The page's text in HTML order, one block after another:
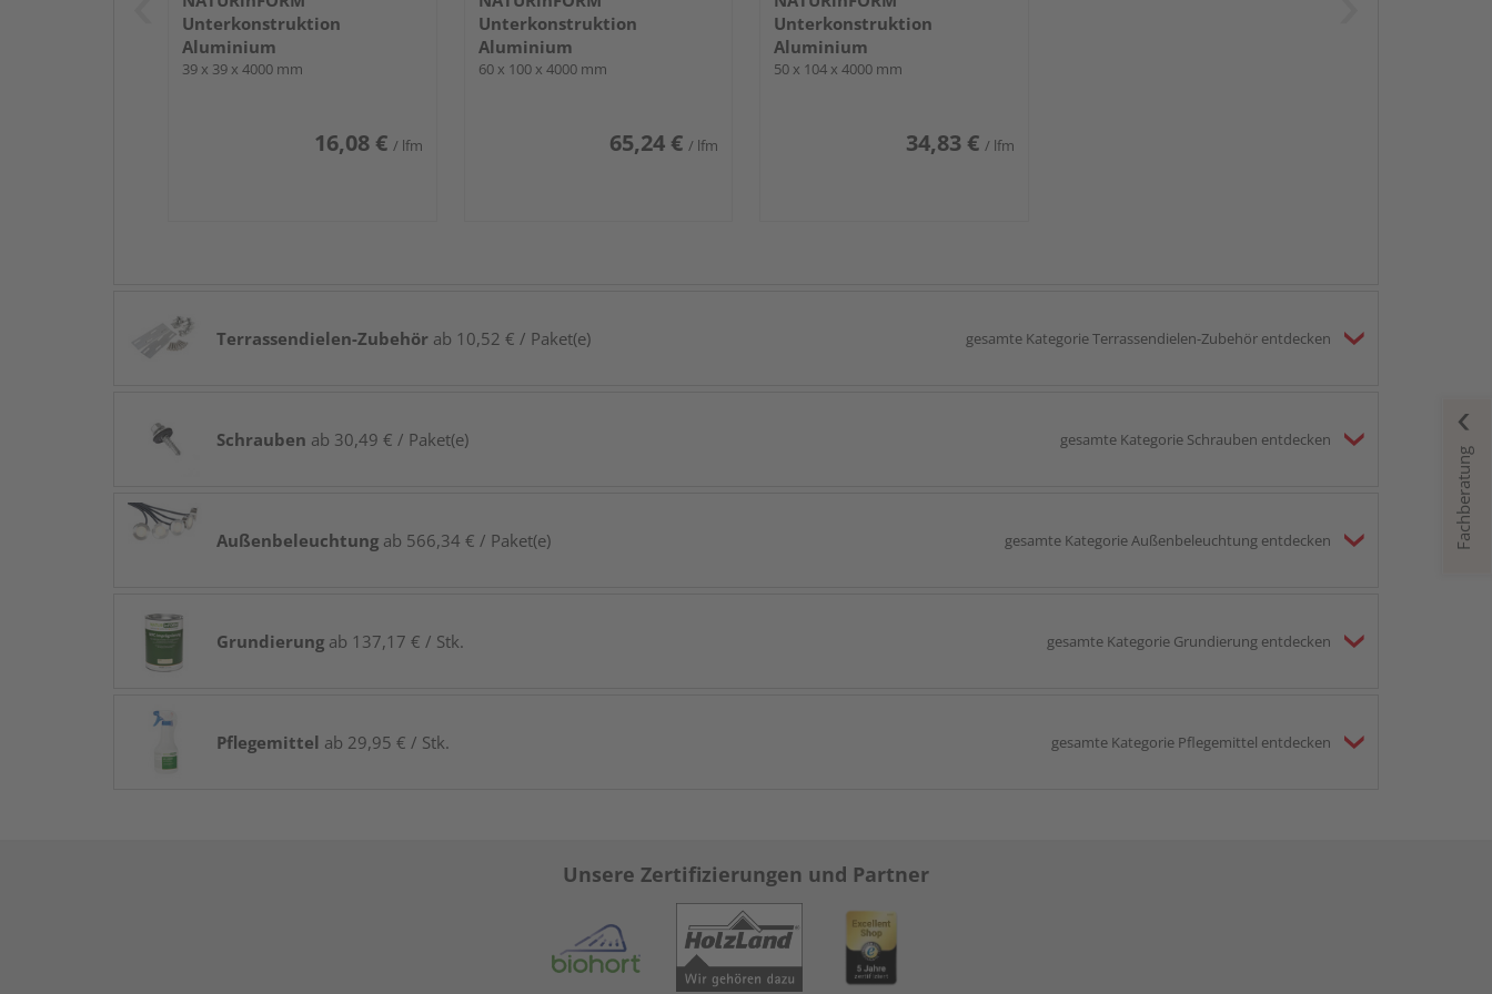
Unterkonstruktion
Aluminium
39 x 39 x 4000 mm
16,08 € / lfm
Unterkonstruktion
Aluminium
60 x 100 x 4000 mm
65,24 € / lfm
Unterkonstruktion
Aluminium
50 x 104 x 4000 mm
34,83 € / lfm
Terrassendielen-Zubehör ab 10,52 € / Paket(e) gesamte Kategorie Terrassendielen-Zubehör entdecken
Schrauben ab 30,49 € / Paket(e) gesamte Kategorie Schrauben entdecken
Außenbeleuchtung ab 566,34 € / Paket(e) gesamte Kategorie Außenbeleuchtung entdecken
Grundierung ab 137,17 € / Stk. gesamte Kategorie Grundierung entdecken
Pflegemittel ab 29,95 € / Stk. gesamte Kategorie Pflegemittel entdecken
Fachberatung
Unsere Zertifizierungen und Partner